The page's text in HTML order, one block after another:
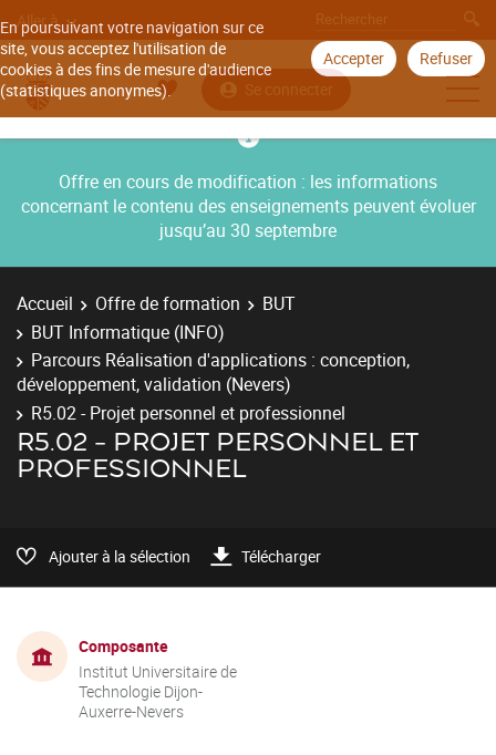
En poursuivant votre navigation sur ce
site, vous acceptez l'utilisation de
cookies à des fins de mesure d'audience
(statistiques anonymes).
Accepter Refuser
Aller à
Se connecter
Offre en cours de modification : les informations
concernant le contenu des enseignements peuvent évoluer
jusqu’au 30 septembre
Accueil Offre de formation
BUT
BUT Informatique (INFO)
Parcours Réalisation d'applications : conception,
développement, validation (Nevers)
R5.02 - Projet personnel et professionnel
R5.02 - PROJET PERSONNEL ET
PROFESSIONNEL
Ajouter à la sélection Télécharger
Composante
Institut Universitaire de
Technologie Dijon-
Auxerre-Nevers